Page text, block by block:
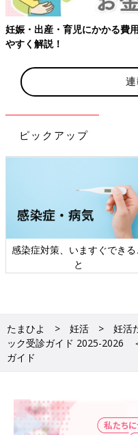
ピックアップ
日本外来小児科学会リーフレ
ト検討会
たまひよ 妊活
妊活
ック受診ガイド 2025-2026
ガイド